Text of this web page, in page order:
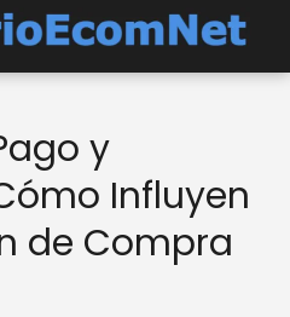
y
Influyen
de Compra